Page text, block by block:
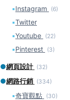
▪Instagram (6)
▪Twitter
▪Youtube (22)
▪Pinterest (3)
●網頁設計 (32)
●網路行銷 (334)
▪奇寶觀點 (30)